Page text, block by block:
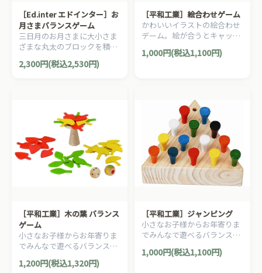
［Ed.inter エドインター］お
月さまバランスゲーム
三日月のお月さまに大小さま
ざまな丸太のブロックを積ん
でいくバランスゲーム。
2,300円(税込2,530円)
［平和工業］絵合わせゲーム
かわいいイラストの絵合わせ
デーム。絵が合うとキャップ
がもらえる。
1,000円(税込1,100円)
［平和工業］木の葉 バランス
ゲーム
小さなお子様からお年寄りま
でみんなで遊べるバランスゲ
ーム！形の違う３種類の木の
葉を何枚お皿につめるか
1,200円(税込1,320円)
［平和工業］ジャンピング
小さなお子様からお年寄りま
でみんなで遊べるバランスゲ
ーム！ お月さまの上にいくつ
星をのせられますか！？
1,000円(税込1,100円)